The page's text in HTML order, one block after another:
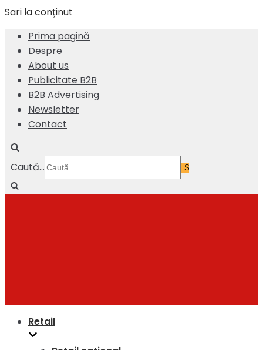
Sari la conținut
Prima pagină
Despre
About us
Publicitate B2B
B2B Advertising
Newsletter
Contact
Caută...
Retail